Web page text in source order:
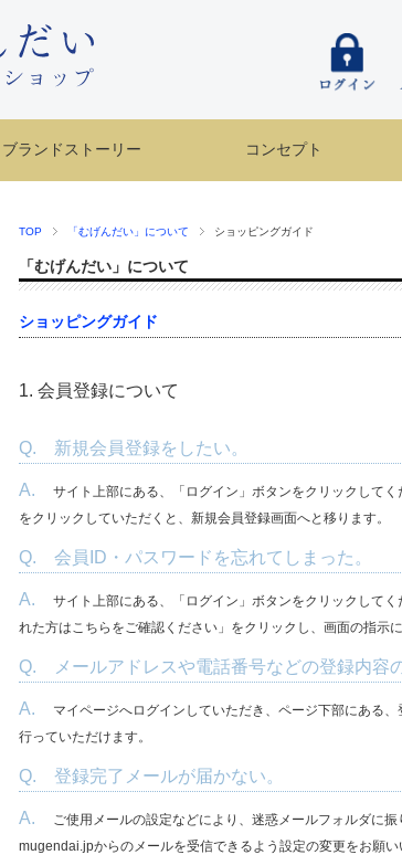
ブランドストーリー コンセプト
TOP 「むげんだい」について ショッピングガイド
「むげんだい」について
ショッピングガイド
1. 会員登録について
Q. 新規会員登録をしたい。
A.
サイト上部にある、「ログイン」ボタンをクリックして
をクリックしていただくと、新規会員登録画面へと移ります。
Q. 会員ID・パスワードを忘れてしまった。
A.
サイト上部にある、「ログイン」ボタンをクリックして
れた方はこちらをご確認ください」をクリックし、画面の指示
Q. メールアドレスや電話番号などの登録内容
A.
マイページへログインしていただき、ページ下部にある
行っていただけます。
Q. 登録完了メールが届かない。
A.
ご使用メールの設定などにより、迷惑メールフォルダに
mugendai.jpからのメールを受信できるよう設定の変更をお願い